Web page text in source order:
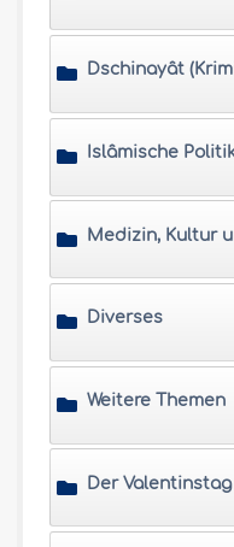
Diverses
Weitere Themen
Der Valentinstag